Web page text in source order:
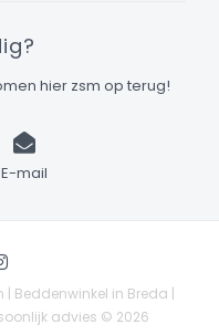
hier zsm op terug!
E-mail
| Beddenwinkel in Breda |
advies © 2026